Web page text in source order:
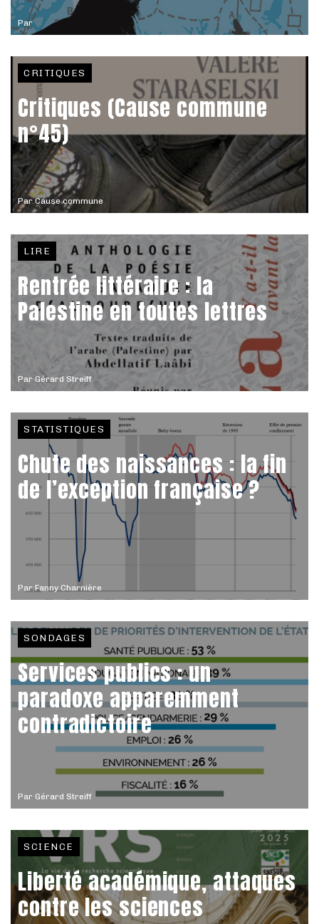
Par
ParCause commune
CRITIQUES
Critiques (Cause commune
n°45)
Par Gérard Streiff
LIRE
Rentrée littéraire : la
Palestine en toutes lettres
ParFanny Charnière
STATISTIQUES
Chute des naissances : la fin
de l’exception française ?
Par Gérard Streiff
SONDAGES
Services publics : un
paradoxe apparemment
contradictoire
SCIENCE
Liberté académique, attaques
contre les sciences